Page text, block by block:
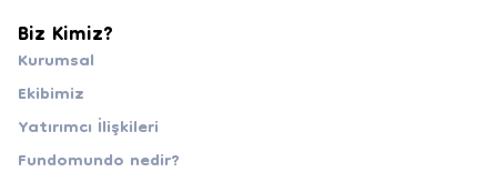
Biz Kimiz?
Kurumsal
Ekibimiz
Yatırımcı İlişkileri
Fundomundo nedir?